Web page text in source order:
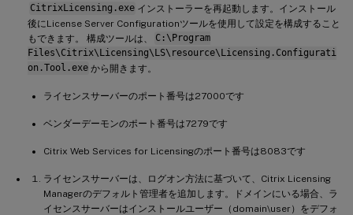
CitrixLicensing.exe インストーラーを再起動します。インストール
後にLicense Server Configurationツールを使用して設定を構成すること
もできます。 構成ツールは、
C:\Program
Files\Citrix\Licensing\LS\resource\Licensing.Configurati
on.Tool.exe から開きます。
ライセンスサーバーのポート番号は27000です
ベンダーデーモンのポート番号は7279です
Citrix Web Services for Licensingのポート番号は8083です
ライセンスサーバーは、ログオン方法に基づいて、Citrix Licensing
Managerのデフォルト管理者を追加します。ドメインにいる場合、ラ
イセンスサーバーはインストールユーザー（domain\user）をデフォ